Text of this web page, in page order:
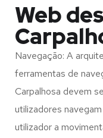
Web
Navegação: A
ferramentas de
Carpalhosa devem
utilizadores
utilizador a